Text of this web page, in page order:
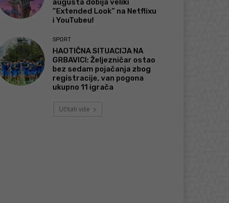
augusta dobija veliki
“Extended Look” na Netflixu
i YouTubeu!
SPORT
HAOTIČNA SITUACIJA NA
GRBAVICI: Željezničar ostao
bez sedam pojačanja zbog
registracije, van pogona
ukupno 11 igrača
Učitati više